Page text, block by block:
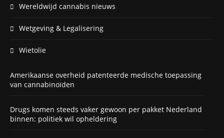
Wereldwijd cannabis nieuws
Wetgeving & Legalisering
Wietolie
Amerikaanse overheid patenteerde medische toepassing
van cannabinoïden
Drugs komen steeds vaker gewoon per pakket Nederland
binnen: politiek wil opheldering